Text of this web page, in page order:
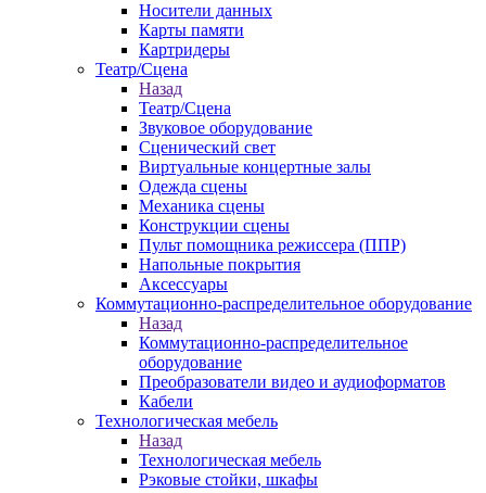
Носители данных
Карты памяти
Картридеры
Театр/Сцена
Назад
Театр/Сцена
Звуковое оборудование
Сценический свет
Виртуальные концертные залы
Одежда сцены
Механика сцены
Конструкции сцены
Пульт помощника режиссера (ППР)
Напольные покрытия
Аксессуары
Коммутационно-распределительное оборудование
Назад
Коммутационно-распределительное
оборудование
Преобразователи видео и аудиоформатов
Кабели
Технологическая мебель
Назад
Технологическая мебель
Рэковые стойки, шкафы